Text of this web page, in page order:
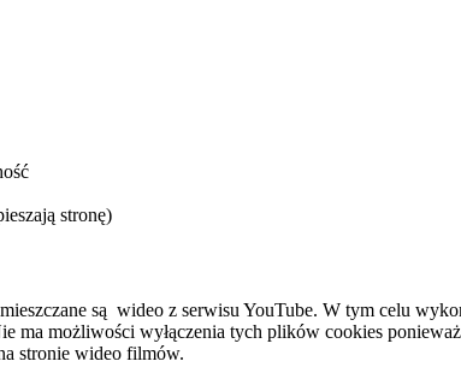
stronę)
są wideo z serwisu YouTube. W tym celu
ma możliwości wyłączenia tych plików cookies
stronie wideo filmów.